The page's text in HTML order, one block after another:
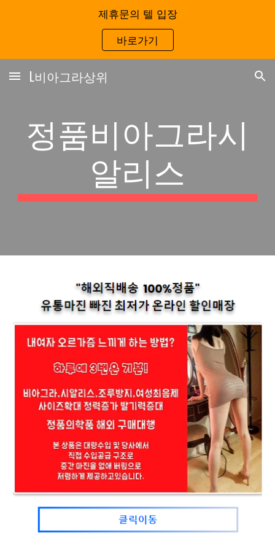
제휴문의 텔 입장
바로가기
L비아그라상위
정품비아그라시
알리스